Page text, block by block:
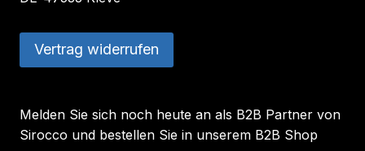
Vertrag widerrufen
Melden Sie sich noch heute an als B2B Partner von
Sirocco und bestellen Sie in unserem B2B Shop